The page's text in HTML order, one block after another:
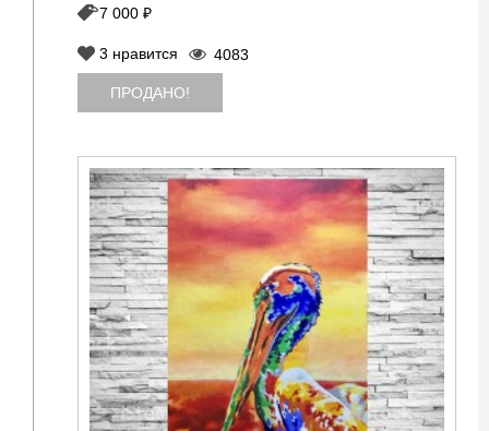
7 000 ₽
3 нравится 4083
ПРОДАНО!